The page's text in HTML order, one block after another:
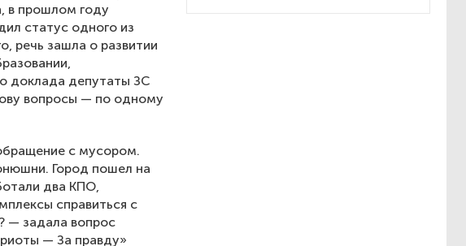
в прошлом году
статус одного из
речь зашла о развитии
доклада депутаты ЗС
вопросы — по одному
с мусором.
Город пошел на
два КПО,
справиться с
— задала вопрос
— За правду»